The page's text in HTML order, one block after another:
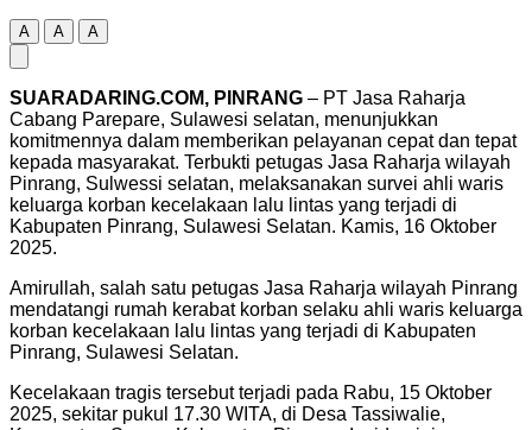
A A A
SUARADARING.COM, PINRANG – PT Jasa Raharja
Cabang Parepare, Sulawesi selatan, menunjukkan
komitmennya dalam memberikan pelayanan cepat dan tepat
kepada masyarakat. Terbukti petugas Jasa Raharja wilayah
Pinrang, Sulwessi selatan, melaksanakan survei ahli waris
keluarga korban kecelakaan lalu lintas yang terjadi di
Kabupaten Pinrang, Sulawesi Selatan. Kamis, 16 Oktober
2025.
Amirullah, salah satu petugas Jasa Raharja wilayah Pinrang
mendatangi rumah kerabat korban selaku ahli waris keluarga
korban kecelakaan lalu lintas yang terjadi di Kabupaten
Pinrang, Sulawesi Selatan.
Kecelakaan tragis tersebut terjadi pada Rabu, 15 Oktober
2025, sekitar pukul 17.30 WITA, di Desa Tassiwalie,